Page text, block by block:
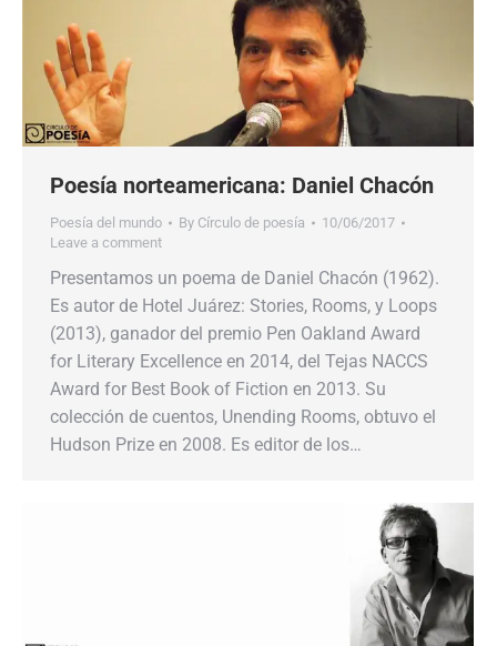
Poesía norteamericana: Daniel Chacón
Poesía del mundo By Círculo de poesía
10/06/2017
Leave a comment
Presentamos un poema de Daniel Chacón (1962).
Es autor de Hotel Juárez: Stories, Rooms, y Loops
(2013), ganador del premio Pen Oakland Award
for Literary Excellence en 2014, del Tejas NACCS
Award for Best Book of Fiction en 2013. Su
colección de cuentos, Unending Rooms, obtuvo el
Hudson Prize en 2008. Es editor de los…